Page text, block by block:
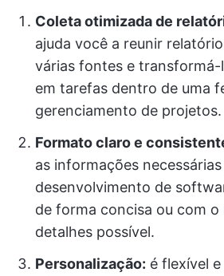
Coleta otimizada de
ajuda você a reunir
várias fontes e
em tarefas dentro de uma
gerenciamento de projetos.
Formato claro e
as informações
desenvolvimento de
de forma concisa ou com o
detalhes possível.
Personalização: é flexível